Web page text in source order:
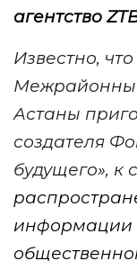
агентство
Известно,
Астаны
создателя
будущего», к
информации